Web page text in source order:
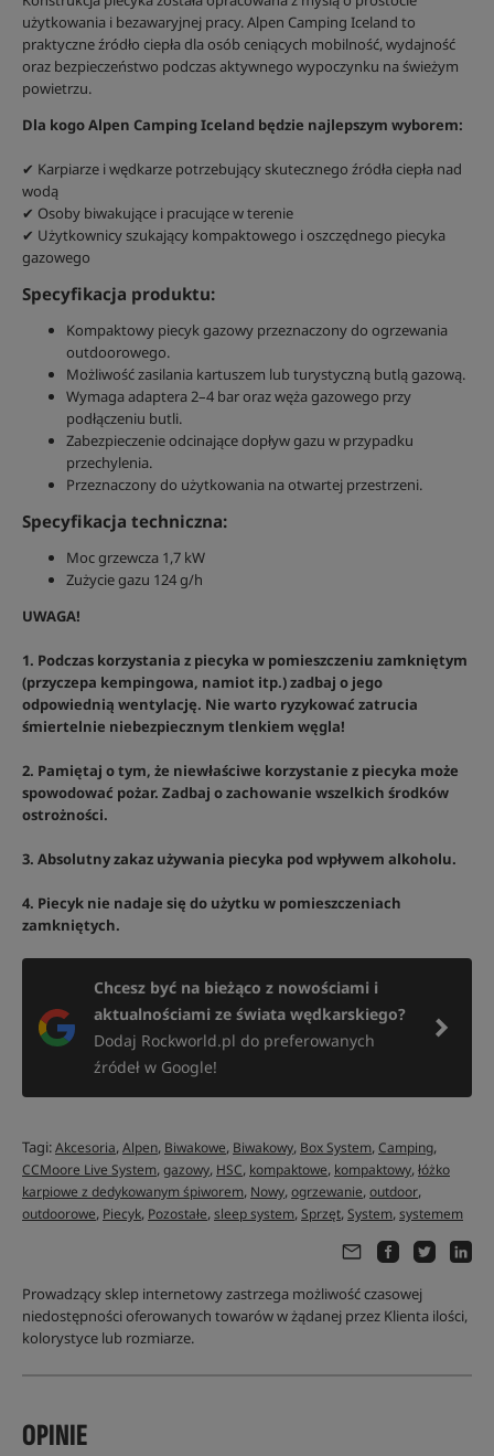
użytkowania i bezawaryjnej pracy. Alpen Camping Iceland to
praktyczne źródło ciepła dla osób ceniących mobilność, wydajność
oraz bezpieczeństwo podczas aktywnego wypoczynku na świeżym
powietrzu.
Dla kogo Alpen Camping Iceland będzie najlepszym wyborem:
✔ Karpiarze i wędkarze potrzebujący skutecznego źródła ciepła nad
wodą
✔ Osoby biwakujące i pracujące w terenie
✔ Użytkownicy szukający kompaktowego i oszczędnego piecyka
gazowego
Specyfikacja produktu:
Kompaktowy piecyk gazowy przeznaczony do ogrzewania
outdoorowego.
Możliwość zasilania kartuszem lub turystyczną butlą gazową.
Wymaga adaptera 2–4 bar oraz węża gazowego przy
podłączeniu butli.
Zabezpieczenie odcinające dopływ gazu w przypadku
przechylenia.
Przeznaczony do użytkowania na otwartej przestrzeni.
Specyfikacja techniczna:
Moc grzewcza 1,7 kW
Zużycie gazu 124 g/h
UWAGA!
1. Podczas korzystania z piecyka w pomieszczeniu zamkniętym
(przyczepa kempingowa, namiot itp.) zadbaj o jego
odpowiednią wentylację. Nie warto ryzykować zatrucia
śmiertelnie niebezpiecznym tlenkiem węgla!
2. Pamiętaj o tym, że niewłaściwe korzystanie z piecyka może
spowodować pożar. Zadbaj o zachowanie wszelkich środków
ostrożności.
3. Absolutny zakaz używania piecyka pod wpływem alkoholu.
4. Piecyk nie nadaje się do użytku w pomieszczeniach
zamkniętych.
Chcesz być na bieżąco z nowościami i
aktualnościami ze świata wędkarskiego?
Dodaj Rockworld.pl do preferowanych
źródeł w Google!
Tagi:Akcesoria,Alpen, Biwakowe, Biwakowy, Box System,Camping,
CCMoore Live System,gazowy, HSC, kompaktowe, kompaktowy,łóżko
karpiowe z dedykowanym śpiworem, Nowy,ogrzewanie,outdoor,
outdoorowe, Piecyk, Pozostałe,sleep system,Sprzęt,System,systemem
Prowadzący sklep internetowy zastrzega możliwość czasowej
niedostępności oferowanych towarów w żądanej przez Klienta ilości,
kolorystyce lub rozmiarze.
OPINIE